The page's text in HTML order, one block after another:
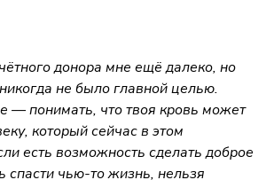
донора мне ещё далеко, но
не было главной целью.
— понимать, что твоя кровь может
который сейчас в этом
есть возможность сделать доброе
спасти чью-то жизнь, нельзя